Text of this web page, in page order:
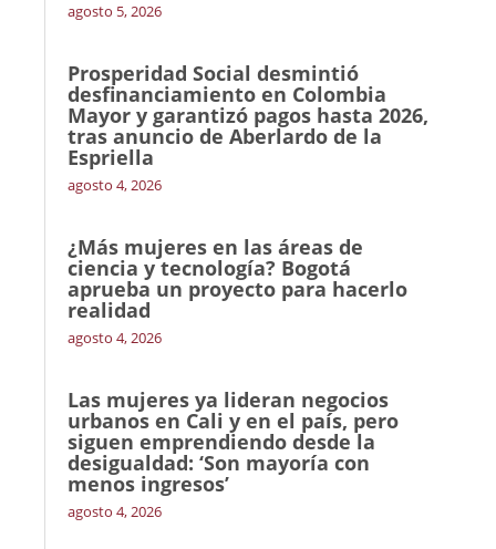
agosto 5, 2026
Prosperidad Social desmintió
desfinanciamiento en Colombia
Mayor y garantizó pagos hasta 2026,
tras anuncio de Aberlardo de la
Espriella
agosto 4, 2026
¿Más mujeres en las áreas de
ciencia y tecnología? Bogotá
aprueba un proyecto para hacerlo
realidad
agosto 4, 2026
Las mujeres ya lideran negocios
urbanos en Cali y en el país, pero
siguen emprendiendo desde la
desigualdad: ‘Son mayoría con
menos ingresos’
agosto 4, 2026